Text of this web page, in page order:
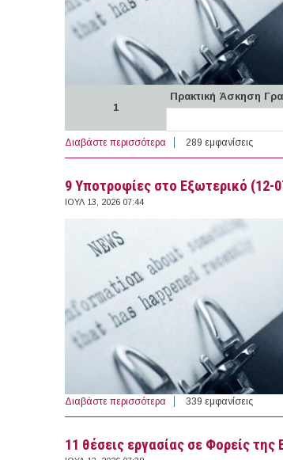
1
Πρακτική Άσκηση
Διαβάστε περισσότερα για 5 θέσεις Πρακτικής
289 εμφανίσεις
9 Υποτροφίες στο Εξωτερικό (12-
ΙΟΥΛ 13, 2026 07:44
Διαβάστε περισσότερα για 9 Υποτροφίες στο
339 εμφανίσεις
11 θέσεις εργασίας σε Φορείς